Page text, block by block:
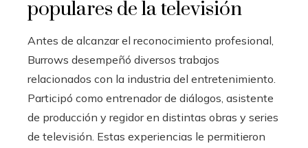
populares de la televisión
Antes de alcanzar el reconocimiento profesional,
Burrows desempeñó diversos trabajos
relacionados con la industria del entretenimiento.
Participó como entrenador de diálogos, asistente
de producción y regidor en distintas obras y series
de televisión. Estas experiencias le permitieron